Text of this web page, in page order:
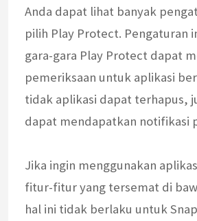
Anda dapat lihat banyak
pilih Play Protect. Pengaturan
gara-gara Play Protect dapat
pemeriksaan untuk aplikasi
tidak aplikasi dapat terhapus,
dapat mendapatkan notifikasi
Jika ingin menggunakan
fitur-fitur yang tersemat di
hal ini tidak berlaku untuk